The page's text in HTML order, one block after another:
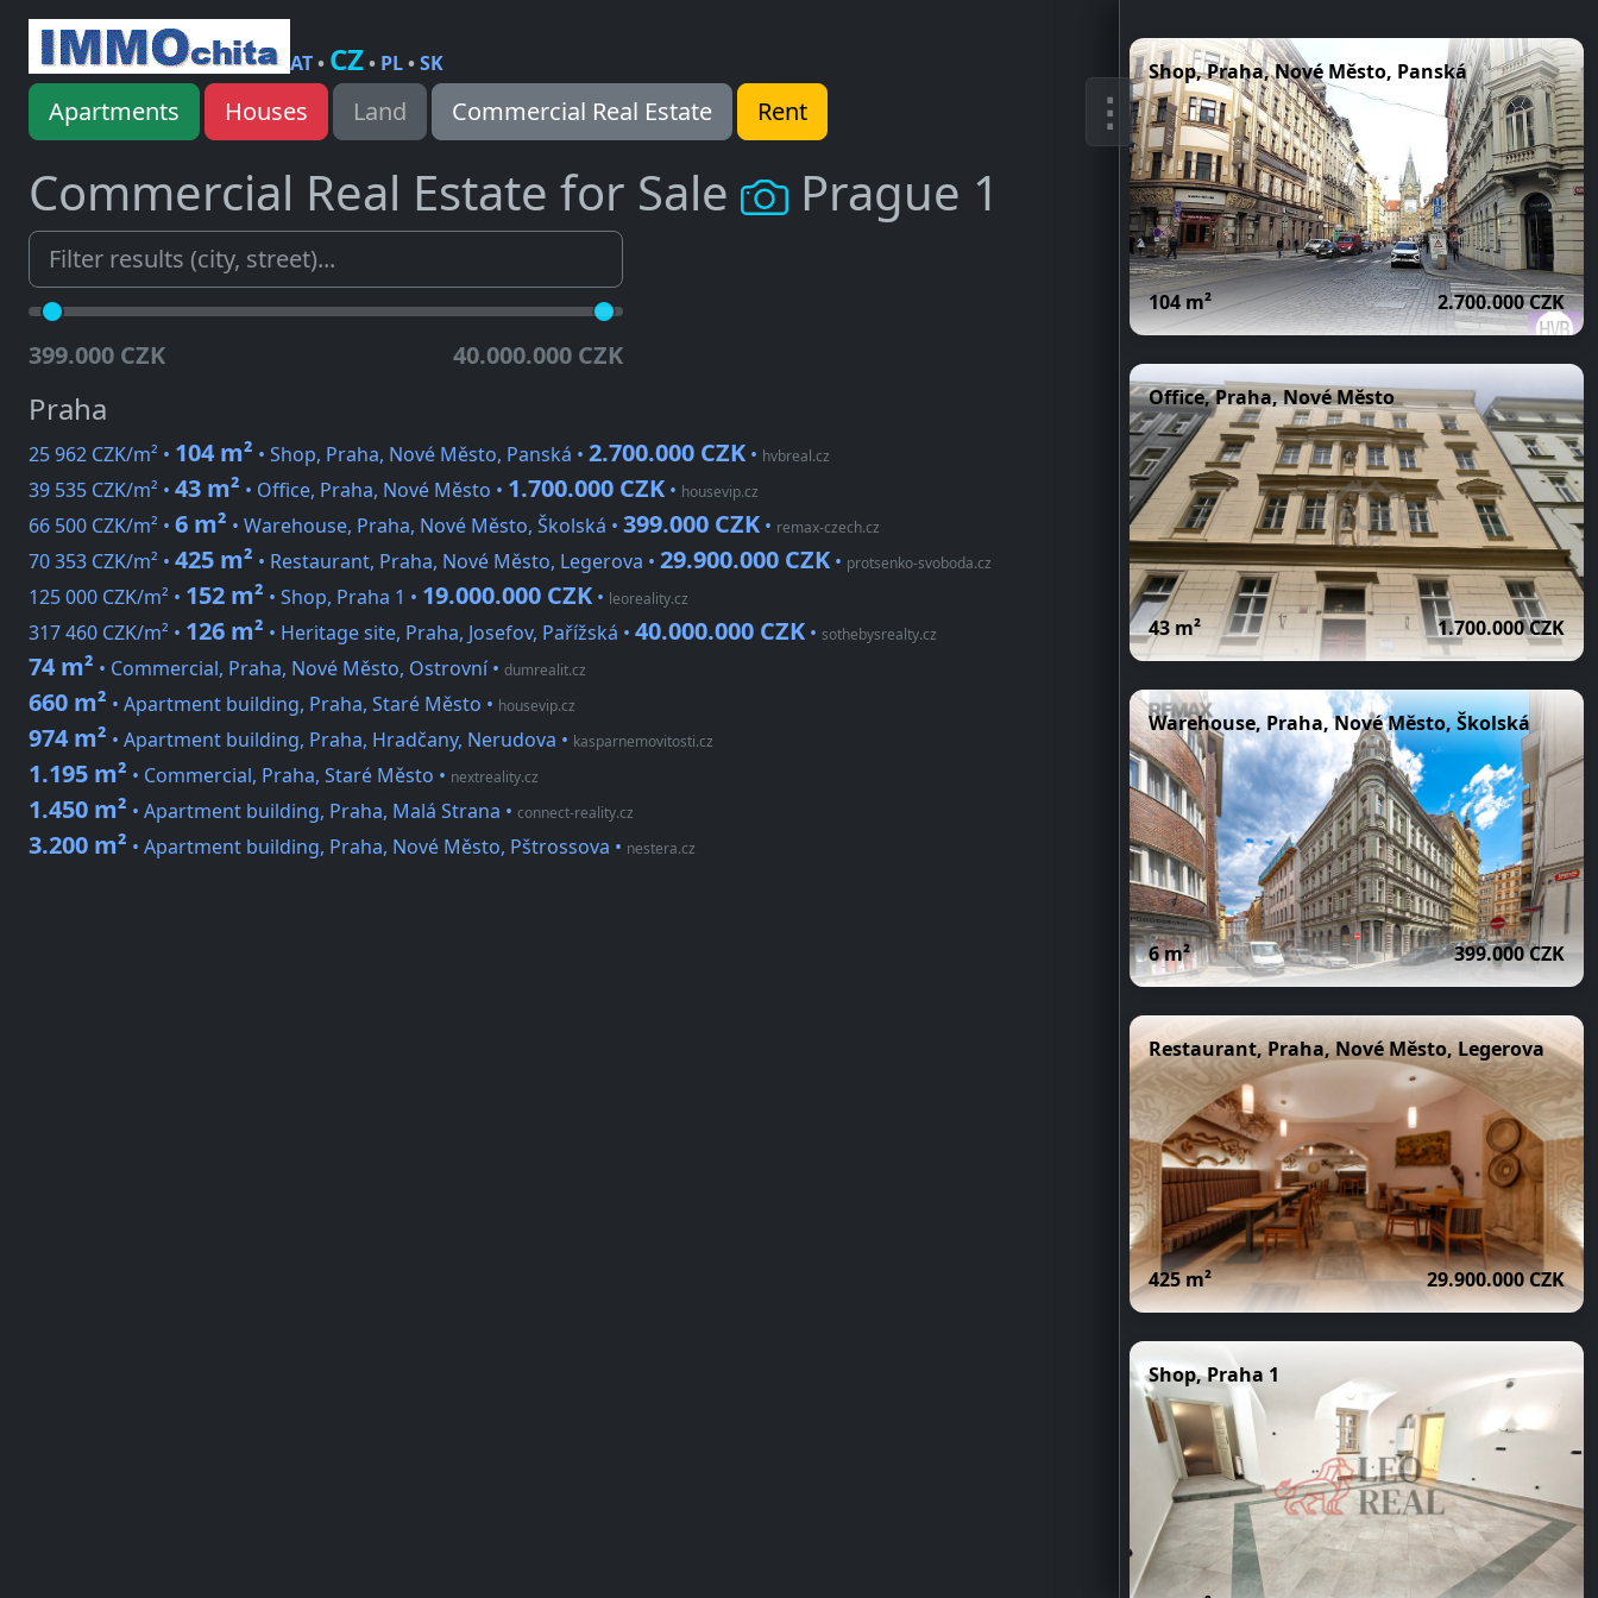
AT• CZ• PL•SK
Apartments Houses Land Commercial Real Estate Rent
Commercial Real Estate for Sale Prague 1
399.000 CZK 40.000.000 CZK
Praha
25 962 CZK/m² • 104 m² • Shop, Praha, Nové Město, Panská • 2.700.000 CZK • hvbreal.cz
39 535 CZK/m² • 43 m² • Office, Praha, Nové Město • 1.700.000 CZK • housevip.cz
66 500 CZK/m² • 6 m² • Warehouse, Praha, Nové Město, Školská • 399.000 CZK • remax-czech.cz
70 353 CZK/m² • 425 m² • Restaurant, Praha, Nové Město, Legerova • 29.900.000 CZK • protsenko-svoboda.cz
125 000 CZK/m² • 152 m² • Shop, Praha 1 • 19.000.000 CZK • leoreality.cz
317 460 CZK/m² • 126 m² • Heritage site, Praha, Josefov, Pařížská • 40.000.000 CZK • sothebysrealty.cz
74 m² • Commercial, Praha, Nové Město, Ostrovní• dumrealit.cz
660 m² • Apartment building, Praha, Staré Město • housevip.cz
974 m² • Apartment building, Praha, Hradčany, Nerudova • kasparnemovitosti.cz
1.195 m² • Commercial, Praha, Staré Město • nextreality.cz
1.450 m² • Apartment building, Praha, Malá Strana • connect-reality.cz
3.200 m² • Apartment building, Praha, Nové Město, Pštrossova • nestera.cz